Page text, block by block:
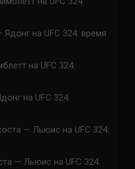
на UFC 324: время
на UFC 324:
на UFC 324:
— Льюис на UFC 324:
— Льюис на UFC 324: